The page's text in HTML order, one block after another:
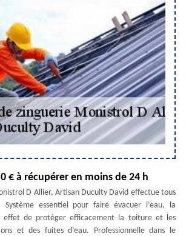
€ à récupérer en moins de 24 h
D Allier, Artisan Duculty David effectue tous
essentiel pour faire évacuer l’eau, la
effet de protéger efficacement la toiture et les
et des fuites d’eau. Professionnelle dans le